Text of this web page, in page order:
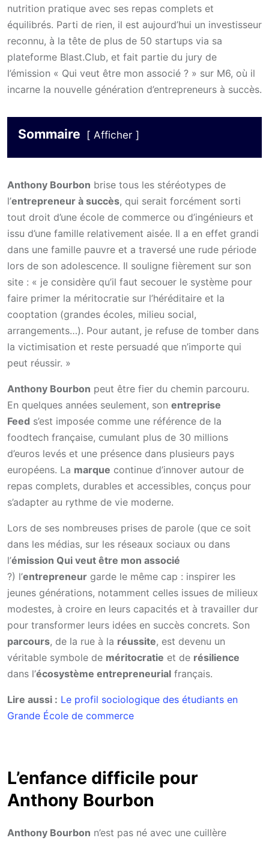
nutrition pratique avec ses repas complets et
équilibrés. Parti de rien, il est aujourd’hui un investisseur
reconnu, à la tête de plus de 50 startups via sa
plateforme Blast.Club, et fait partie du jury de
l’émission « Qui veut être mon associé ? » sur M6, où il
incarne la nouvelle génération d’entrepreneurs à succès.
Sommaire Afficher
Anthony Bourbon brise tous les stéréotypes de
l’entrepreneur à succès, qui serait forcément sorti
tout droit d’une école de commerce ou d’ingénieurs et
issu d’une famille relativement aisée. Il a en effet grandi
dans une famille pauvre et a traversé une rude période
lors de son adolescence. Il souligne fièrement sur son
site : « je considère qu’il faut secouer le système pour
faire primer la méritocratie sur l’héréditaire et la
cooptation (grandes écoles, milieu social,
arrangements…). Pour autant, je refuse de tomber dans
la victimisation et reste persuadé que n’importe qui
peut réussir. »
Anthony Bourbon peut être fier du chemin parcouru.
En quelques années seulement, son entreprise
Feed s’est imposée comme une référence de la
foodtech française, cumulant plus de 30 millions
d’euros levés et une présence dans plusieurs pays
européens. La marque continue d’innover autour de
repas complets, durables et accessibles, conçus pour
s’adapter au rythme de vie moderne.
Lors de ses nombreuses prises de parole (que ce soit
dans les médias, sur les réseaux sociaux ou dans
l’émission Qui veut être mon associé
?) l’entrepreneur garde le même cap : inspirer les
jeunes générations, notamment celles issues de milieux
modestes, à croire en leurs capacités et à travailler dur
pour transformer leurs idées en succès concrets. Son
parcours, de la rue à la réussite, est devenu un
véritable symbole de méritocratie et de résilience
dans l’écosystème entrepreneurial français.
Lire aussi : Le profil sociologique des étudiants en
Grande École de commerce
L’enfance difficile pour
Anthony Bourbon
Anthony Bourbon n’est pas né avec une cuillère